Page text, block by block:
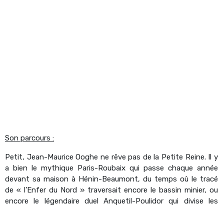
Son parcours :
Petit, Jean-Maurice Ooghe ne rêve pas de la Petite Reine. Il y
a bien le mythique Paris-Roubaix qui passe chaque année
devant sa maison à Hénin-Beaumont, du temps où le tracé
de « l’Enfer du Nord » traversait encore le bassin minier, ou
encore le légendaire duel Anquetil-Poulidor qui divise les